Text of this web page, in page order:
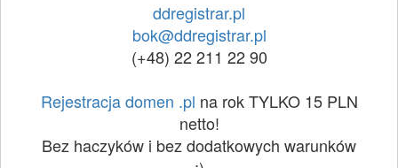
ddregistrar.pl
bok@ddregistrar.pl
(+48) 22 211 22 90
Rejestracja domen .pl na rok TYLKO 15 PLN
netto!
Bez haczyków i bez dodatkowych warunków